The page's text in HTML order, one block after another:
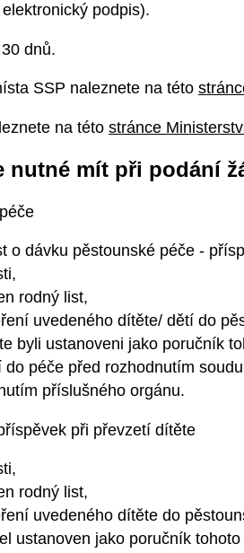
podpis).
dnů.
SSP naleznete na této
na této stránce
nutné mít při podání
o dávku pěstounské péče -
rodný list,
uvedeného dítěte/ dětí do
byli ustanoveni jako poručník
do péče před rozhodnutím
příslušného orgánu.
při převzetí dítěte
rodný list,
uvedeného dítěte do
ustanoven jako poručník